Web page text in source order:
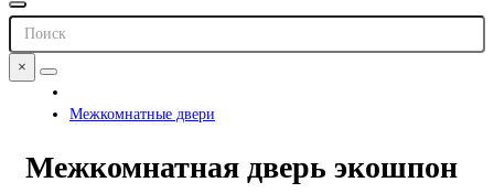
×
Межкомнатные двери
Межкомнатная дверь экошпон